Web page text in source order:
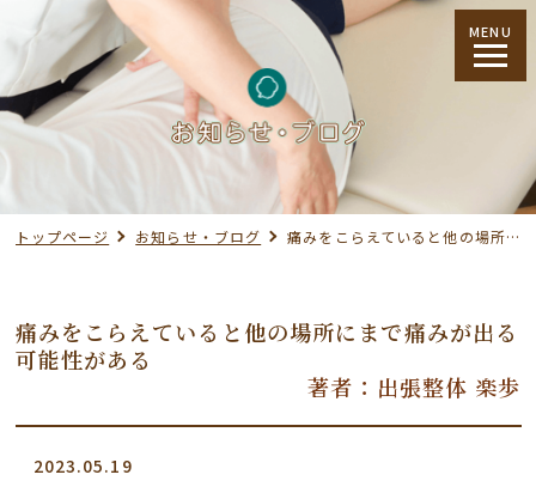
MENU
トップページ お知らせ・ブログ 痛みをこらえていると他の場所にまで痛みが出る可能性がある
痛みをこらえていると他の場所にまで痛みが出る
可能性がある
著者：出張整体 楽歩
2023.05.19